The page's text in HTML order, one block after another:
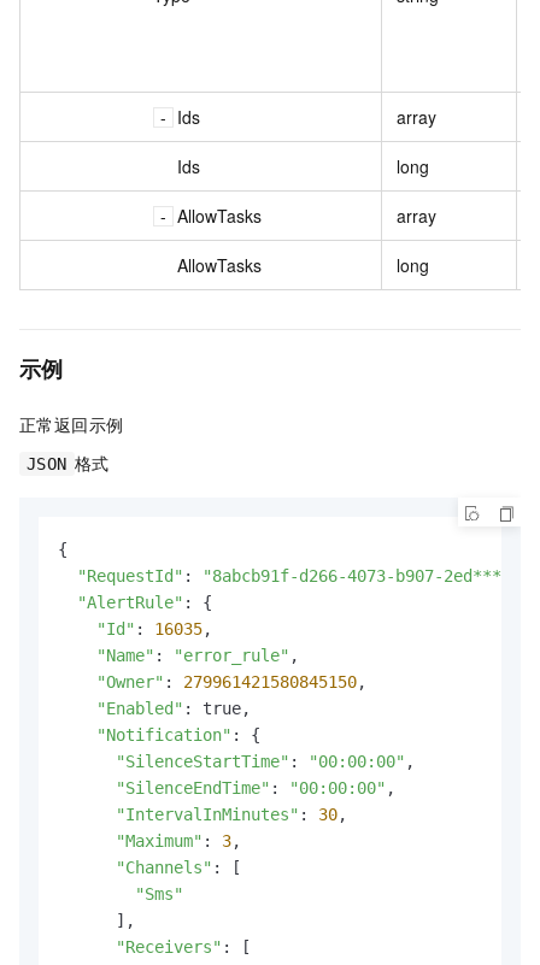
Ids array
Ids long
AllowTasks array
AllowTasks long
示例
正常返回示例
JSON 格式
{
"RequestId" : "8abcb91f-d266-4073-b907-2ed****"
"AlertRule" : {
"Id" : 16035,
"Name" : "error_rule" ,
"Owner" : 279961421580845150,
"Enabled" : true,
"Notification" : {
"SilenceStartTime" : "00:00:00" ,
"SilenceEndTime" : "00:00:00" ,
"IntervalInMinutes" : 30,
"Maximum" : 3,
"Channels" : [
"Sms"
      ],
"Receivers" : [